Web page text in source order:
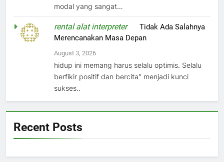
modal yang sangat…
rental alat interpreteronTidak Ada Salahnya
Merencanakan Masa Depan
August 3, 2026
hidup ini memang harus selalu optimis. Selalu
berfikir positif dan bercita" menjadi kunci
sukses..
Recent Posts